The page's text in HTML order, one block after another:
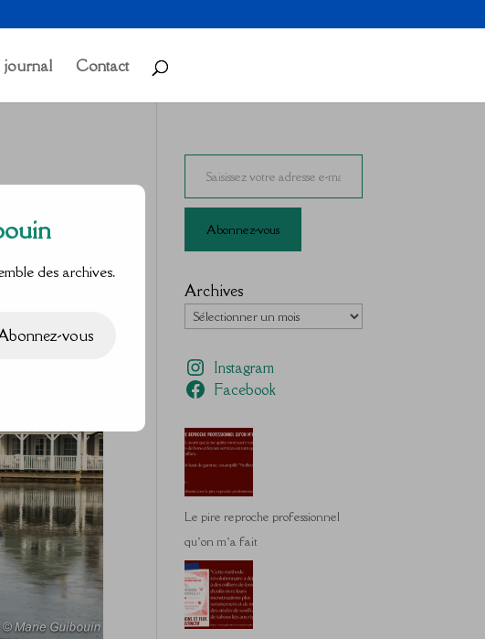
Contact
Saisissez votre adresse e-mail…
Abonnez-vous
Archives
Instagram
Facebook
Le pire reproche professionnel
qu’on m’a fait
des archives.
vous